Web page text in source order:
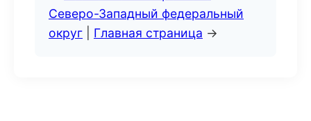
Северо-Западный федеральный
округ
Главная страница →